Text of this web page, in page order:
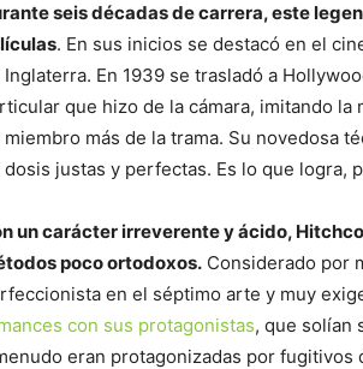
seis décadas de carrera, este
. En sus inicios se destacó en el
Inglaterra. En 1939 se trasladó a
que hizo de la cámara, imitando
miembro más de la trama. Su novedosa
dosis justas y perfectas. Es lo que logra,
un carácter irreverente y ácido,
poco ortodoxos. Considerado por
en el séptimo arte y muy
con sus protagonistas, que solían
eran protagonizadas por